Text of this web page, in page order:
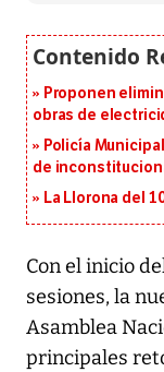
Proponen
obras de
Policía
de
La Llorona del
Con el inicio
sesiones, la
Asamblea
principales